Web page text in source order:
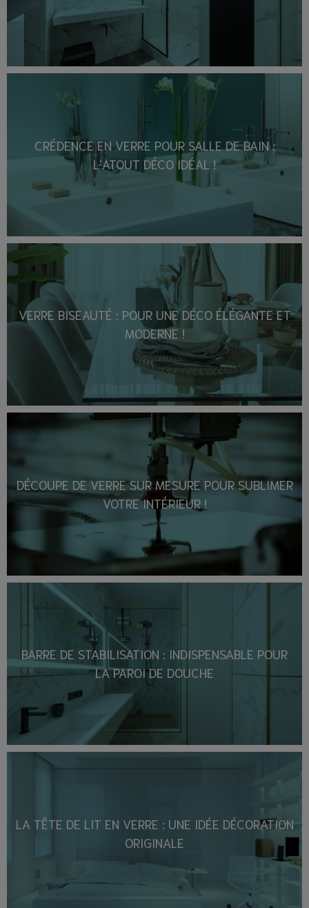
CRÉDENCE EN VERRE POUR SALLE DE BAIN :
L'ATOUT DÉCO IDÉAL !
VERRE BISEAUTÉ : POUR UNE DÉCO ÉLÉGANTE ET
MODERNE !
DÉCOUPE DE VERRE SUR MESURE POUR SUBLIMER
VOTRE INTÉRIEUR !
BARRE DE STABILISATION : INDISPENSABLE POUR
LA PAROI DE DOUCHE
LA TÊTE DE LIT EN VERRE : UNE IDÉE DÉCORATION
ORIGINALE